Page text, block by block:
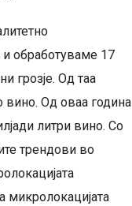
и обработуваме 17
грозје. Од таа
вино. Од оваа година
литри вино. Со
трендови во